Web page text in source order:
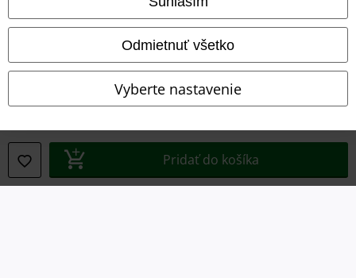
Odmietnuť všetko
Vyberte nastavenie
Pridať do košíka
Imprint
Likvidácia odpadu a ochrana životného prostredia
Vyhlásenie o zhode
Informácie o prístupnosti